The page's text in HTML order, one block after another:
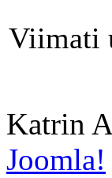
Viimati
Katrin
Joomla!